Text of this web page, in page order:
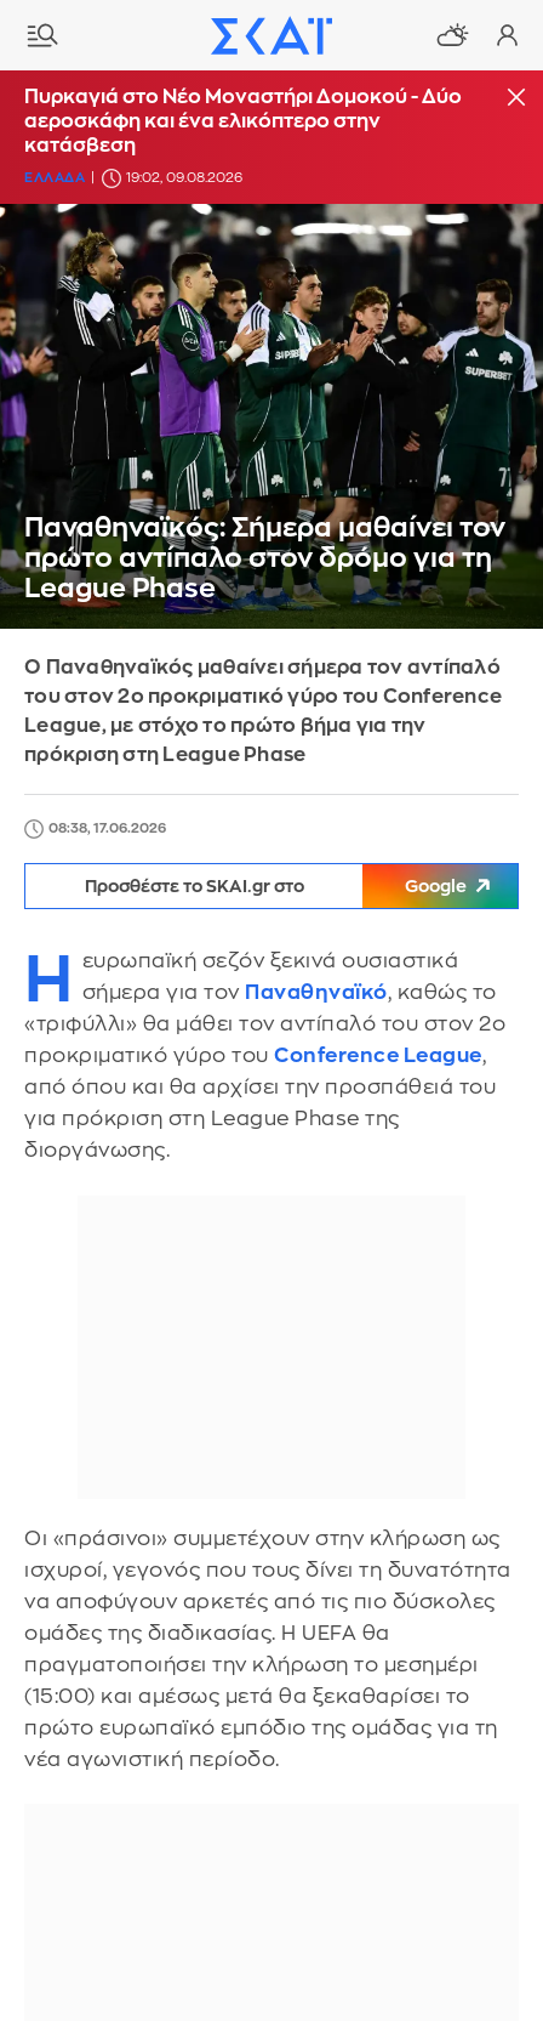
Πυρκαγιά στο Νέο Μοναστήρι Δομοκού - Δύο
αεροσκάφη και ένα ελικόπτερο στην
κατάσβεση
ΕΛΛΑΔΑ 19:02, 09.08.2026
Παναθηναϊκός: Σήμερα μαθαίνει τον
πρώτο αντίπαλο στον δρόμο για τη
League Phase
Ο Παναθηναϊκός μαθαίνει σήμερα τον αντίπαλό
του στον 2ο προκριματικό γύρο του Conference
League, με στόχο το πρώτο βήμα για την
πρόκριση στη League Phase
08:38, 17.06.2026
Προσθέστε το SKAI.gr στο Google
Η
ευρωπαϊκή σεζόν ξεκινά ουσιαστικά
σήμερα για τον Παναθηναϊκό, καθώς το
«τριφύλλι» θα μάθει τον αντίπαλό του στον 2ο
προκριματικό γύρο του Conference League,
από όπου και θα αρχίσει την προσπάθειά του
για πρόκριση στη League Phase της
διοργάνωσης.
Οι «πράσινοι» συμμετέχουν στην κλήρωση ως
ισχυροί, γεγονός που τους δίνει τη δυνατότητα
να αποφύγουν αρκετές από τις πιο δύσκολες
ομάδες της διαδικασίας. Η UEFA θα
πραγματοποιήσει την κλήρωση το μεσημέρι
(15:00) και αμέσως μετά θα ξεκαθαρίσει το
πρώτο ευρωπαϊκό εμπόδιο της ομάδας για τη
νέα αγωνιστική περίοδο.